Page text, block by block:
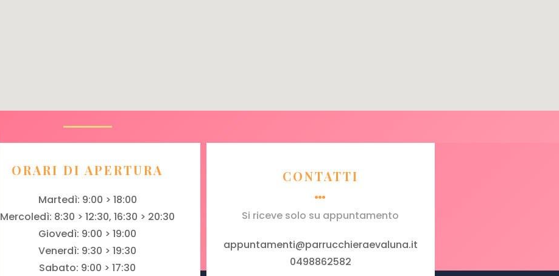
ORARI DI APERTURA
Martedì: 9:00 > 18:00
Mercoledì: 8:30 > 12:30, 16:30 > 20:30
Giovedì: 9:00 > 19:00
Venerdì: 9:30 > 19:30
Sabato: 9:00 > 17:30
CONTATTI
Si riceve solo su appuntamento
appuntamenti@parrucchieraevaluna.it
0498862582